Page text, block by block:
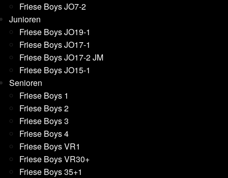
Friese Boys JO7-2
Junioren
Friese Boys JO19-1
Friese Boys JO17-1
Friese Boys JO17-2 JM
Friese Boys JO15-1
Senioren
Friese Boys 1
Friese Boys 2
Friese Boys 3
Friese Boys 4
Friese Boys VR1
Friese Boys VR30+
Friese Boys 35+1